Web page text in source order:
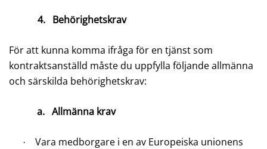
4. Behörighetskrav
För att kunna komma ifråga för en tjänst som
kontraktsanställd måste du uppfylla följande allmänna
och särskilda behörighetskrav:
a. Allmänna krav
·
Vara medborgare i en av Europeiska unionens